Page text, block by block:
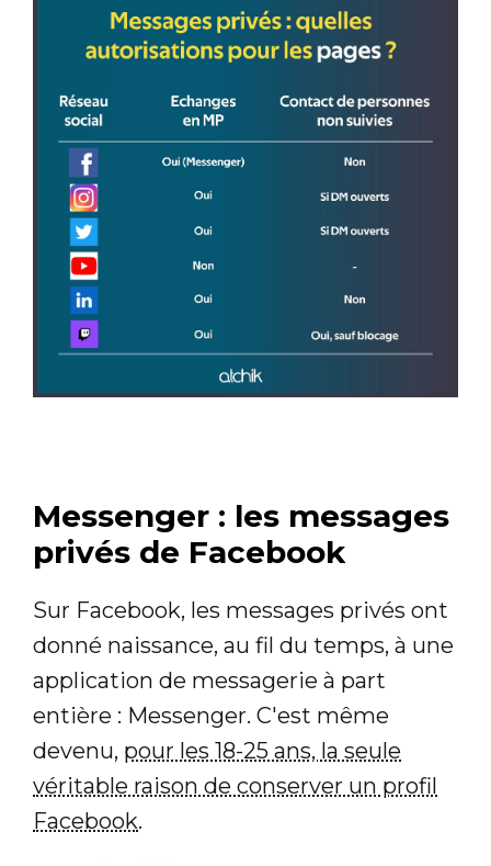
Messenger : les messages
privés de Facebook
Sur Facebook, les messages privés ont
donné naissance, au fil du temps, à une
application de messagerie à part
entière : Messenger. C'est même
devenu, pour les 18-25 ans, la seule
véritable raison de conserver un profil
Facebook.